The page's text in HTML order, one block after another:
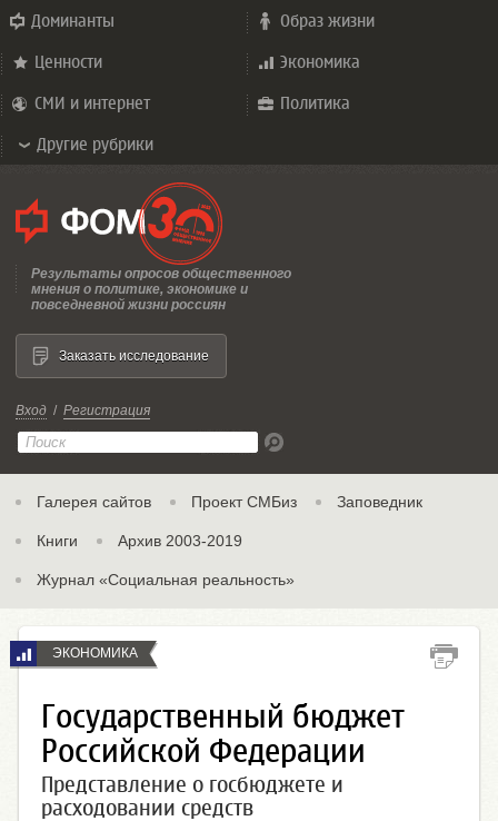
Доминанты Образ жизни
Ценности Экономика
СМИ и интернет Политика
Другие рубрики
Результаты опросов общественного
мнения о политике, экономике и
повседневной жизни россиян
Вход / Регистрация
Галерея сайтов Проект СМБиз Заповедник
Книги Архив 2003-2019
Журнал «Социальная реальность»
Заказать исследование
ЭКОНОМИКА
Государственный бюджет
Российской Федерации
Представление о госбюджете и
расходовании средств